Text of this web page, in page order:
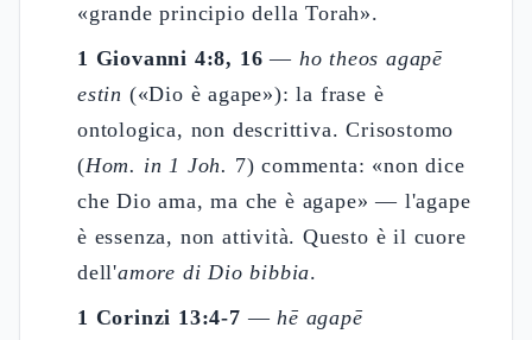
«grande principio della Torah».
1 Giovanni 4:8, 16 — ho theos agapē
estin («Dio è agape»): la frase è
ontologica, non descrittiva. Crisostomo
(Hom. in 1 Joh. 7) commenta: «non dice
che Dio ama, ma che è agape» — l'agape
è essenza, non attività. Questo è il cuore
dell'amore di Dio bibbia.
1 Corinzi 13:4-7 —hē agapē